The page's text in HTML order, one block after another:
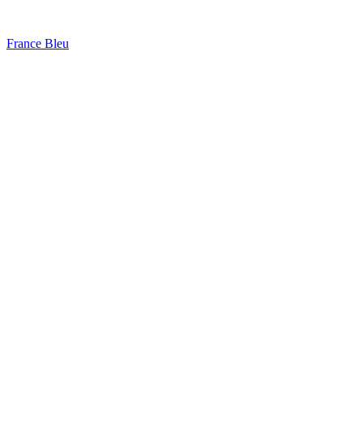
France Bleu